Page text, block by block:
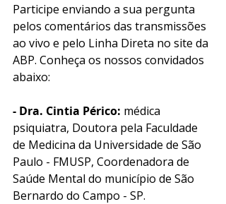
Participe enviando a sua pergunta
pelos comentários das transmissões
ao vivo e pelo Linha Direta no site da
ABP. Conheça os nossos convidados
abaixo:
- Dra. Cintia Périco: médica
psiquiatra, Doutora pela Faculdade
de Medicina da Universidade de São
Paulo - FMUSP, Coordenadora de
Saúde Mental do município de São
Bernardo do Campo - SP.